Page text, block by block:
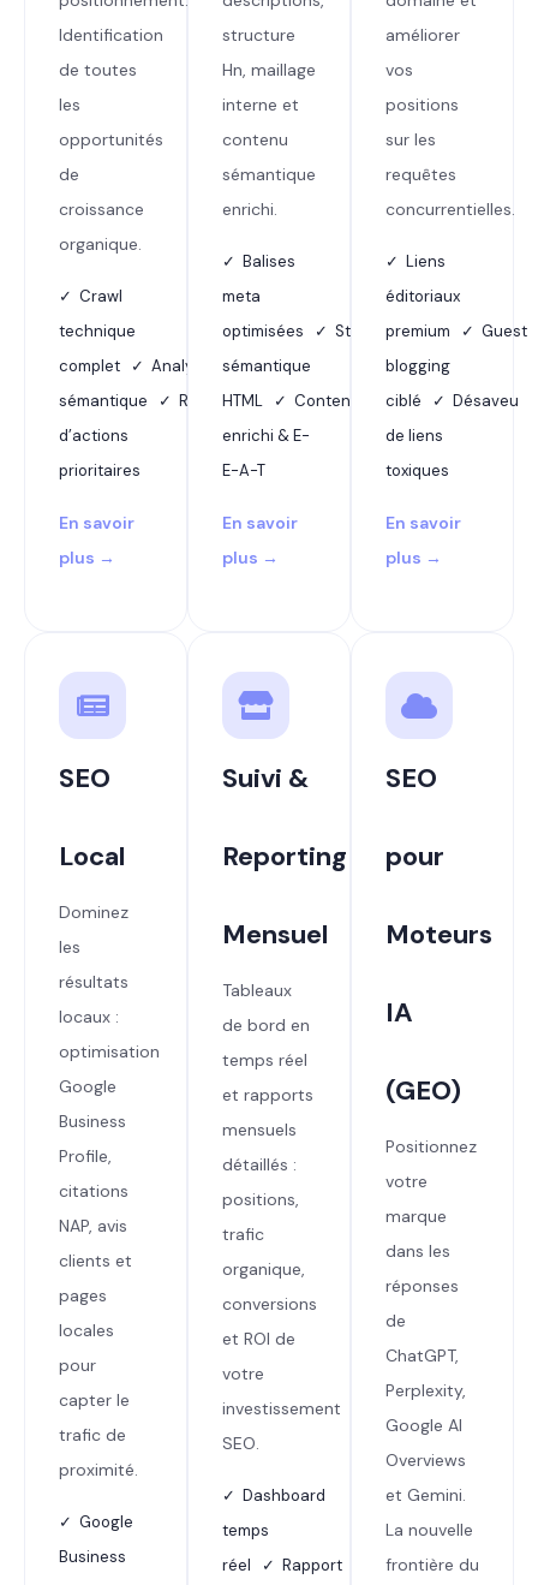
Identification
de toutes
les
opportunités
de
croissance
organique.
✓ Crawl
technique
complet ✓ Analyse
sémantique ✓ Rapport
d’actions
prioritaires
En savoir
plus →
structure
Hn, maillage
interne et
contenu
sémantique
enrichi.
✓ Balises
meta
optimisées ✓ Structure
sémantique
HTML ✓ Contenu
enrichi & E-
E-A-T
En savoir
plus →
améliorer
vos
positions
sur les
requêtes
concurrentielles.
✓ Liens
éditoriaux
premium ✓ Guest
blogging
ciblé ✓ Désaveu
de liens
toxiques
En savoir
plus →
SEO
Local
Dominez
les
résultats
locaux :
optimisation
Google
Business
Profile,
citations
NAP, avis
clients et
pages
locales
pour
capter le
trafic de
proximité.
✓ Google
Business
Suivi &
Reporting
Mensuel
Tableaux
de bord en
temps réel
et rapports
mensuels
détaillés :
positions,
trafic
organique,
conversions
et ROI de
votre
investissement
SEO.
✓ Dashboard
temps
réel ✓ Rapport
SEO
pour
Moteurs
IA
(GEO)
Positionnez
votre
marque
dans les
réponses
de
ChatGPT,
Perplexity,
Google AI
Overviews
et Gemini.
La nouvelle
frontière du